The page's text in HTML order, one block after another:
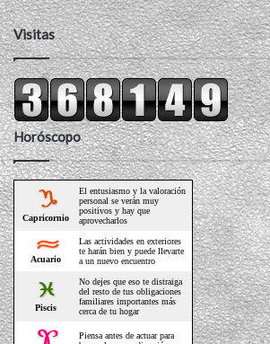
Visitas
Horóscopo